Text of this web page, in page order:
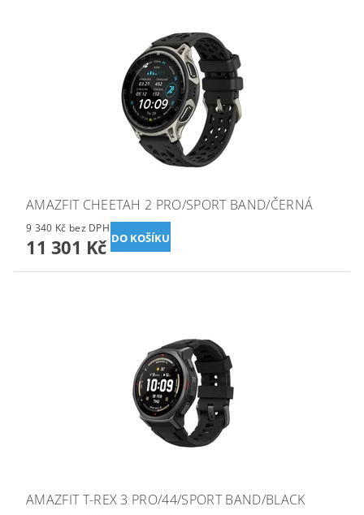
AMAZFIT CHEETAH 2 PRO/SPORT BAND/ČERNÁ
9 340 Kč bez DPH
11 301 Kč
AMAZFIT T-REX 3 PRO/44/SPORT BAND/BLACK